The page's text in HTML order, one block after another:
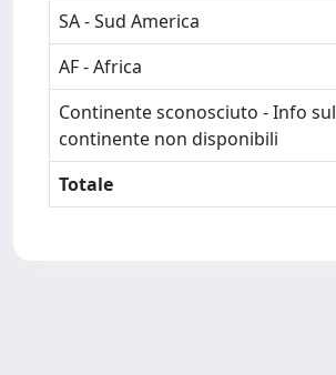
SA - Sud America
AF - Africa
Continente sconosciuto - Info sul
continente non disponibili
Totale